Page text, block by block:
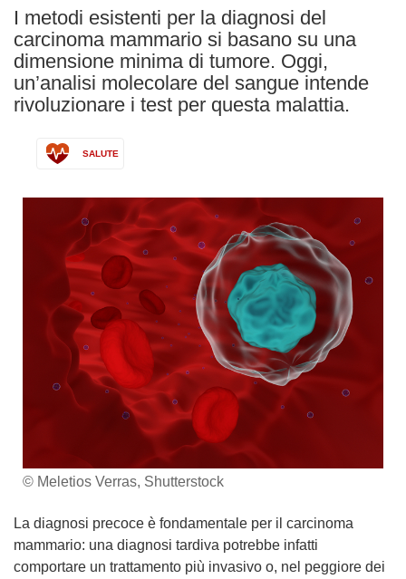
I metodi esistenti per la diagnosi del
carcinoma mammario si basano su una
dimensione minima di tumore. Oggi,
un’analisi molecolare del sangue intende
rivoluzionare i test per questa malattia.
SALUTE
© Meletios Verras, Shutterstock
La diagnosi precoce è fondamentale per il carcinoma
mammario: una diagnosi tardiva potrebbe infatti
comportare un trattamento più invasivo o, nel peggiore dei